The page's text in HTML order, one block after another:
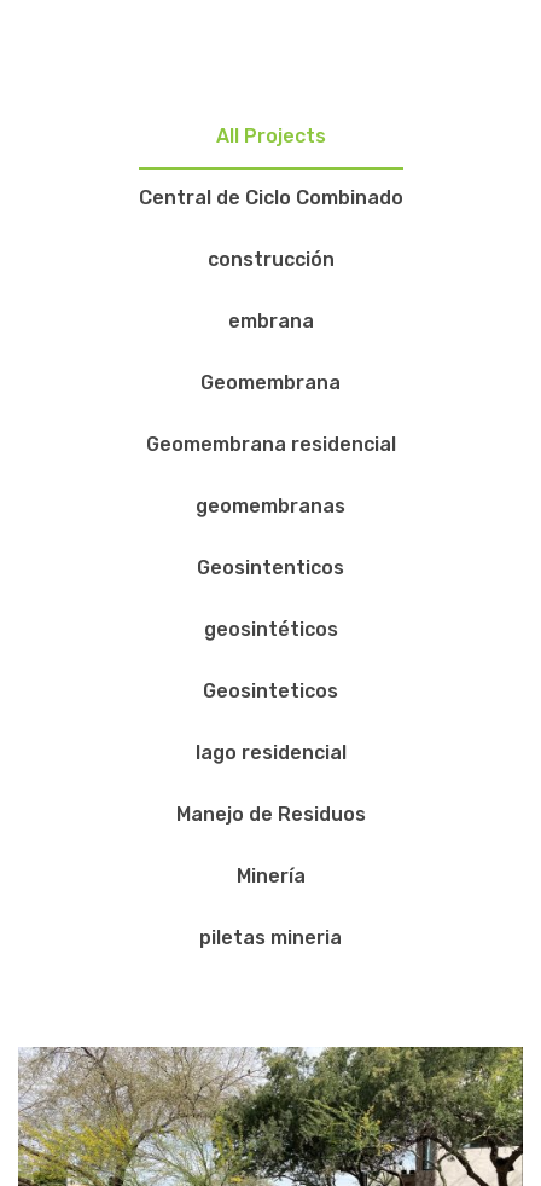
All Projects
Central de Ciclo Combinado
construcción
embrana
Geomembrana
Geomembrana residencial
geomembranas
Geosintenticos
geosintéticos
Geosinteticos
lago residencial
Manejo de Residuos
Minería
piletas mineria